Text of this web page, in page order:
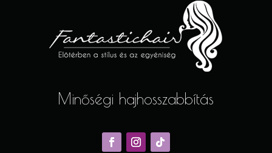
Minőségi hajhosszabbítás